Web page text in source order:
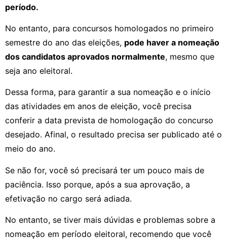
período.
No entanto, para concursos homologados no primeiro
semestre do ano das eleições, pode haver a nomeação
dos candidatos aprovados normalmente, mesmo que
seja ano eleitoral.
Dessa forma, para garantir a sua nomeação e o início
das atividades em anos de eleição, você precisa
conferir a data prevista de homologação do concurso
desejado. Afinal, o resultado precisa ser publicado até o
meio do ano.
Se não for, você só precisará ter um pouco mais de
paciência. Isso porque, após a sua aprovação, a
efetivação no cargo será adiada.
No entanto, se tiver mais dúvidas e problemas sobre a
nomeação em período eleitoral, recomendo que você